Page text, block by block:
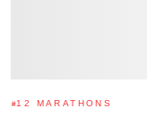
12 MARATHONS